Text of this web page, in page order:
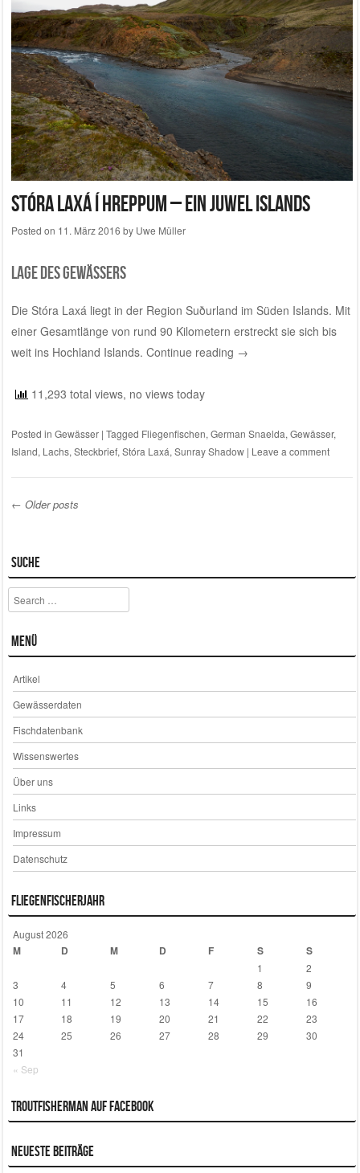
Stóra Laxá í Hreppum – Ein Juwel Islands
Posted on 11. März 2016 by Uwe Müller
Lage des Gewässers
Die Stóra Laxá liegt in der Region Suðurland im Süden Islands. Mit
einer Gesamtlänge von rund 90 Kilometern erstreckt sie sich bis
weit ins Hochland Islands. Continue reading →
11,293 total views, no views today
Posted in Gewässer | Tagged Fliegenfischen, German Snaelda, Gewässer,
Island, Lachs, Steckbrief, Stóra Laxá, Sunray Shadow | Leave a comment
← Older posts
Suche
Search
Menü
Artikel
Gewässerdaten
Fischdatenbank
Wissenswertes
Über uns
Links
Impressum
Datenschutz
Fliegenfischerjahr
August 2026
M D M D F S S
« Sep
1
2
3
4 5 6 7 8
9
10
11 12 13 14 15
16
17
18 19 20 21 22
23
24
25 26 27 28 29
30
31
Troutfisherman auf Facebook
Neueste Beiträge